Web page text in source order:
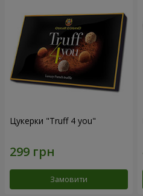
Цукерки "Truff 4 you"
Замовити